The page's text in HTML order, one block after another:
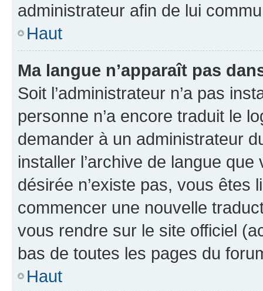
administrateur afin de lui
Haut
Ma langue n’apparaît pas
Soit l’administrateur n’a pas
personne n’a encore traduit le
demander à un administrateur
installer l’archive de langue
désirée n’existe pas, vous êtes
commencer une nouvelle
vous rendre sur le site officiel
bas de toutes les pages du
Haut